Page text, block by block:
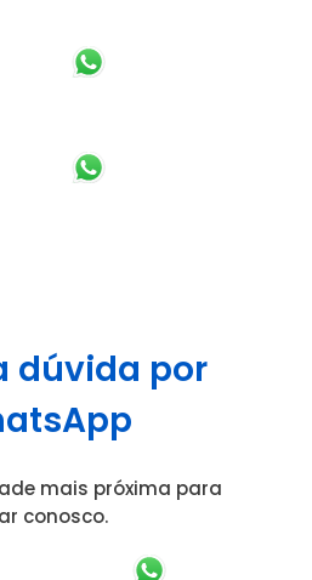
dúvida por
mais próxima para
conosco.